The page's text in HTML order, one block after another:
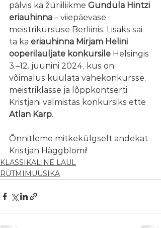
pälvis ka žüriiliikme Gundula Hintzi
eriauhinna – viiepäevase
meistrikursuse Berliinis. Lisaks sai
ta ka eriauhinna Mirjam Helini
ooperilauljate konkursile Helsingis
3.–12. juunini 2024, kus on
võimalus kuulata vahekonkursse,
meistriklasse ja lõppkontserti.
Kristjani valmistas konkursiks ette
Atlan Karp.
Õnnitleme mitkekülgselt andekat
Kristjan Häggblomi!
KLASSIKALINE LAUL
RÜTMIMUUSIKA